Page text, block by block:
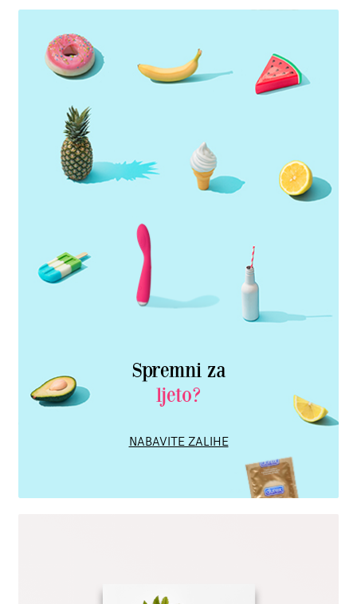
Spremni za
ljeto?
NABAVITE ZALIHE